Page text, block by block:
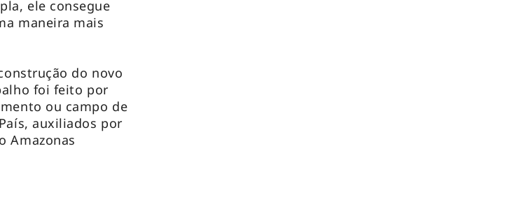
ele consegue
maneira mais
do novo
foi feito por
ou campo de
auxiliados por
Amazonas